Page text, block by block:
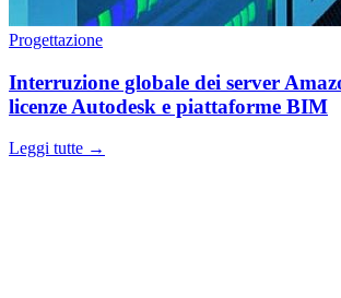
Progettazione
Interruzione globale dei server
licenze Autodesk e piattaforme BIM
Leggi tutte →